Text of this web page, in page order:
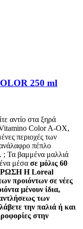
250 ml
στα ξηρά
Color A-OX,
περιοχές των
πέπλο
; Τα βαμμένα μαλλιά
μέσα σε μόλις 60
Η Loreal
προιόντων σε νέες
μένουν ίδια,
των
την παλιά ή και
στην